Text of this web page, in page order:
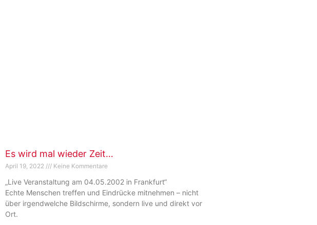
Es wird mal wieder Zeit…
April 19, 2022 Keine Kommentare
„Live Veranstaltung am 04.05.2002 in Frankfurt“
Echte Menschen treffen und Eindrücke mitnehmen – nicht
über irgendwelche Bildschirme, sondern live und direkt vor
Ort.